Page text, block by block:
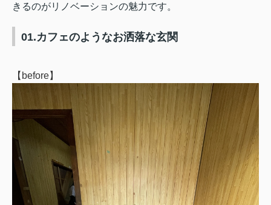
きるのがリノベーションの魅力です。
01.カフェのようなお洒落な玄関
【before】